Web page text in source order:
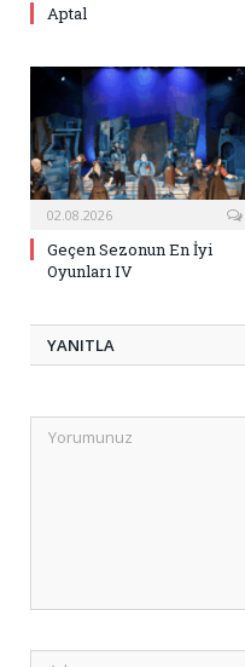
Aptal
02.08.2026
Geçen Sezonun En İyi
Oyunları IV
YANITLA